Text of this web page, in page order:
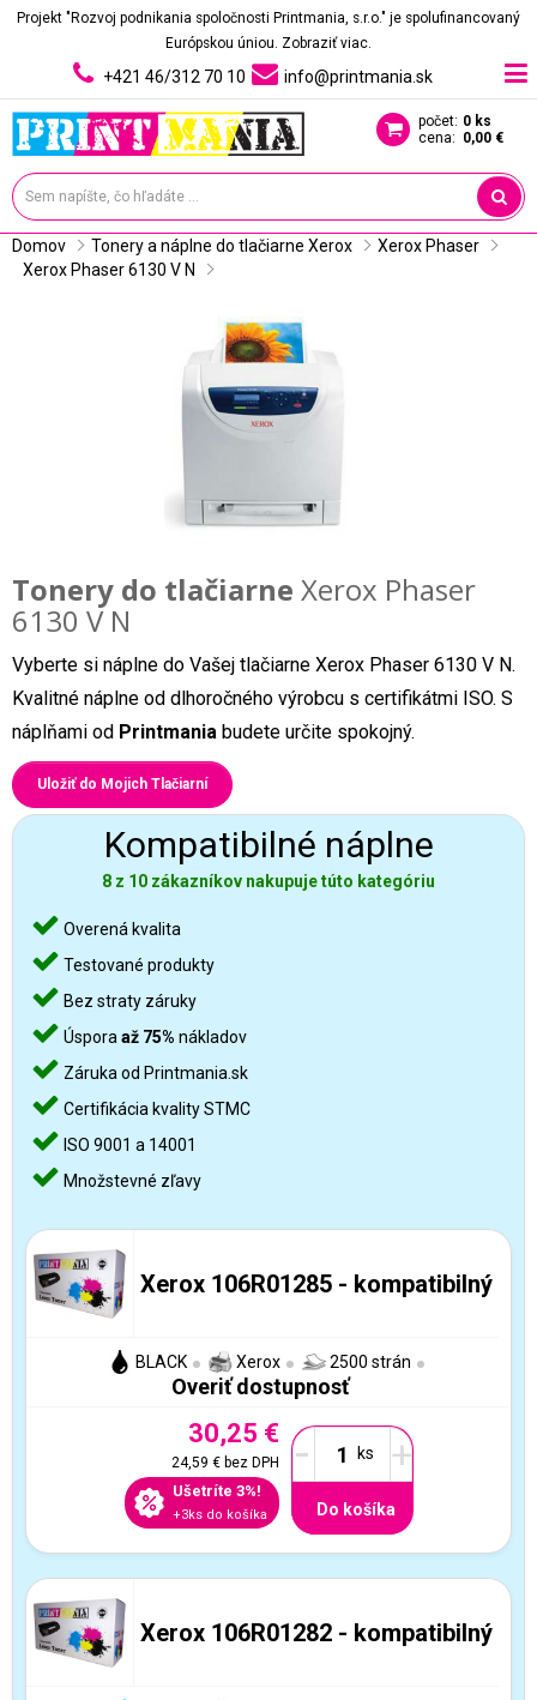
Projekt "Rozvoj podnikania spoločnosti Printmania, s.r.o." je spolufinancovaný
Európskou úniou. Zobraziť viac.
+421 46/312 70 10 info@printmania.sk
počet: 0 ks
cena: 0,00 €
Domov Tonery a náplne do tlačiarne Xerox
Xerox Phaser
Xerox Phaser 6130 V N
Tonery do tlačiarne Xerox Phaser
6130 V N
Vyberte si náplne do Vašej tlačiarne Xerox Phaser 6130 V N.
Kvalitné náplne od dlhoročného výrobcu s certifikátmi ISO. S
náplňami od Printmania budete určite spokojný.
Uložiť do Mojich Tlačiarní
Kompatibilné náplne
8 z 10 zákazníkov nakupuje túto kategóriu
Overená kvalita
Testované produkty
Bez straty záruky
Úspora až 75% nákladov
Záruka od Printmania.sk
Certifikácia kvality STMC
ISO 9001 a 14001
Množstevné zľavy
Xerox 106R01285 - kompatibilný
BLACK Xerox 2500 strán
Overiť dostupnosť
30,25 €
24,59 €bez DPH
Ušetríte 3%!
+3ks do košíka
- +
Do košíka
Xerox 106R01282 - kompatibilný